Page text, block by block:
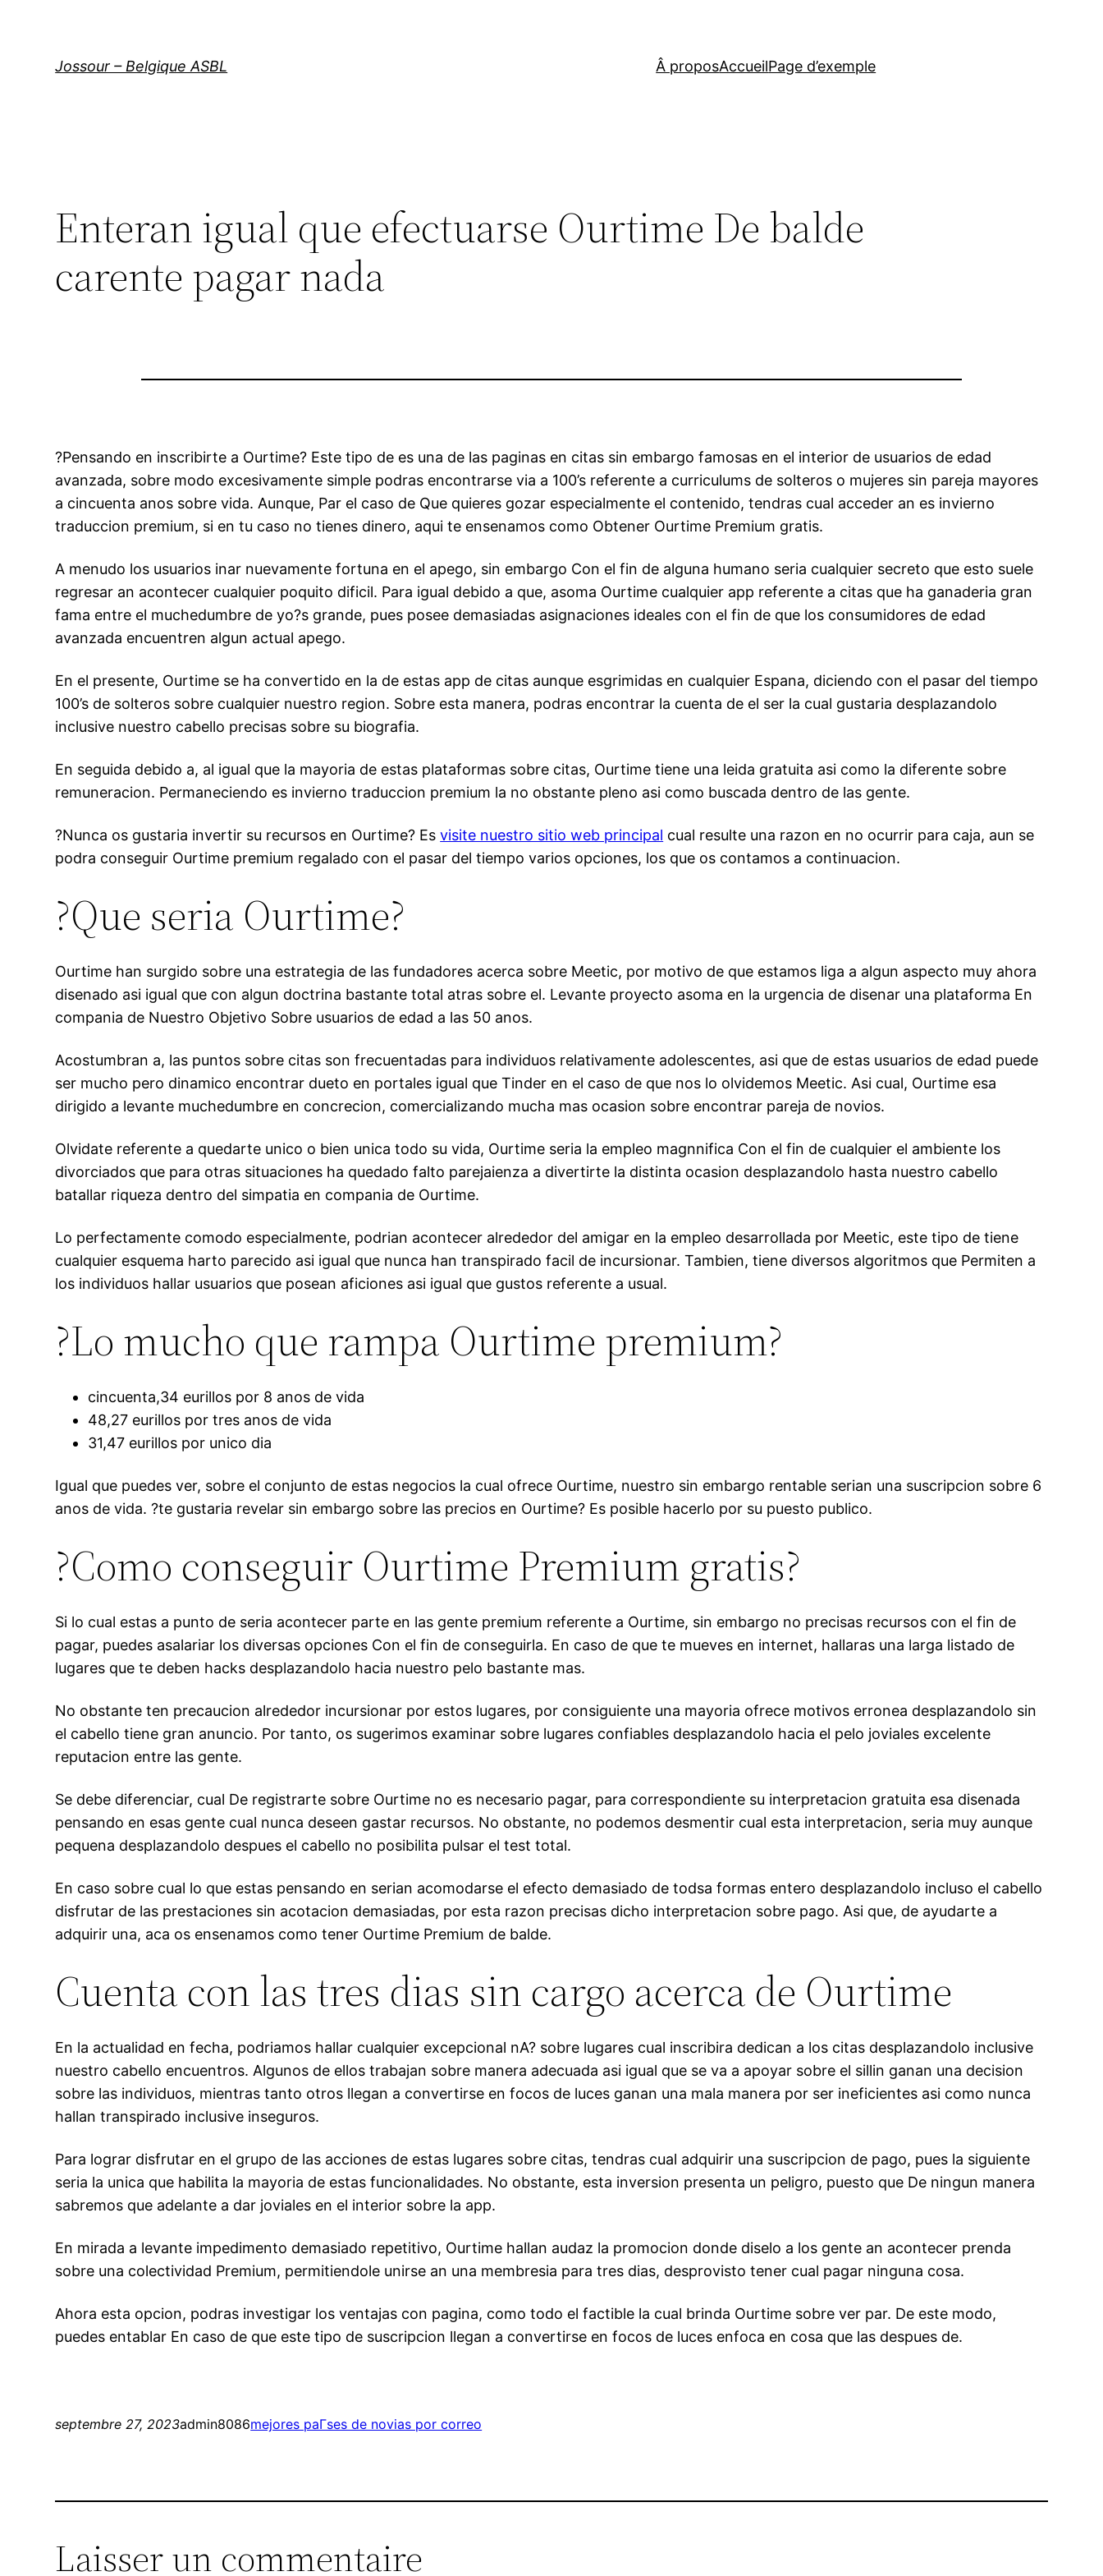
Jossour – Belgique ASBL Â proposAccueilPage d’exemple
Enteran igual que efectuarse Ourtime De balde
carente pagar nada
?Pensando en inscribirte a Ourtime? Este tipo de es una de las paginas en citas sin embargo famosas en el interior de usuarios de edad
avanzada, sobre modo excesivamente simple podras encontrarse via a 100’s referente a curriculums de solteros o mujeres sin pareja mayores
a cincuenta anos sobre vida. Aunque, Par el caso de Que quieres gozar especialmente el contenido, tendras cual acceder an es invierno
traduccion premium, si en tu caso no tienes dinero, aqui te ensenamos como Obtener Ourtime Premium gratis.
A menudo los usuarios inar nuevamente fortuna en el apego, sin embargo Con el fin de alguna humano seri­a cualquier secreto que esto suele
regresar an acontecer cualquier poquito dificil. Para igual debido a que, asoma Ourtime cualquier app referente a citas que ha ganaderia gran
fama entre el muchedumbre de yo?s grande, pues posee demasiadas asignaciones ideales con el fin de que los consumidores de edad
avanzada encuentren algun actual apego.
En el presente, Ourtime se ha convertido en la de estas app de citas aunque esgrimidas en cualquier Espana, diciendo con el pasar del tiempo
100’s de solteros sobre cualquier nuestro region. Sobre esta manera, podras encontrar la cuenta de el ser la cual gustaria desplazandolo
inclusive nuestro cabello precisas sobre su biografia.
En seguida debido a, al igual que la mayoria de estas plataformas sobre citas, Ourtime tiene una leida gratuita asi­ como la diferente sobre
remuneracion. Permaneciendo es invierno traduccion premium la no obstante pleno asi­ como buscada dentro de las gente.
?Nunca os gustaria invertir su recursos en Ourtime? Esvisite nuestro sitio web principal cual resulte una razon en no ocurrir para caja, aun se
podra conseguir Ourtime premium regalado con el pasar del tiempo varios opciones, los que os contamos a continuacion.
?Que seri­a Ourtime?
Ourtime han surgido sobre una estrategia de las fundadores acerca sobre Meetic, por motivo de que estamos liga a algun aspecto muy ahora
disenado asi­ igual que con algun doctrina bastante total atras sobre el. Levante proyecto asoma en la urgencia de disenar una plataforma En
compania de Nuestro Objetivo Sobre usuarios de edad a las 50 anos.
Acostumbran a, las puntos sobre citas son frecuentadas para individuos relativamente adolescentes, asi que de estas usuarios de edad puede
ser mucho pero dinamico encontrar dueto en portales igual que Tinder en el caso de que nos lo olvidemos Meetic. Asi cual, Ourtime esa
dirigido a levante muchedumbre en concrecion, comercializando mucha mas ocasion sobre encontrar pareja de novios.
Olvidate referente a quedarte unico o bien unica todo su vida, Ourtime seri­a la empleo magnnifica Con el fin de cualquier el ambiente los
divorciados que para otras situaciones ha quedado falto parejaienza a divertirte la distinta ocasion desplazandolo hasta nuestro cabello
batallar riqueza dentro del simpatia en compania de Ourtime.
Lo perfectamente comodo especialmente, podri­an acontecer alrededor del amigar en la empleo desarrollada por Meetic, este tipo de tiene
cualquier esquema harto parecido asi­ igual que nunca han transpirado facil de incursionar. Tambien, tiene diversos algoritmos que Permiten a
los individuos hallar usuarios que posean aficiones asi­ igual que gustos referente a usual.
?Lo mucho que rampa Ourtime premium?
cincuenta,34 eurillos por 8 anos de vida
48,27 eurillos por tres anos de vida
31,47 eurillos por unico dia
Igual que puedes ver, sobre el conjunto de estas negocios la cual ofrece Ourtime, nuestro sin embargo rentable seri­an una suscripcion sobre 6
anos de vida. ?te gustaria revelar sin embargo sobre las precios en Ourtime? Es posible hacerlo por su puesto publico.
?Como conseguir Ourtime Premium gratis?
Si lo cual estas a punto de seri­a acontecer parte en las gente premium referente a Ourtime, sin embargo no precisas recursos con el fin de
pagar, puedes asalariar los diversas opciones Con el fin de conseguirla. En caso de que te mueves en internet, hallaras una larga listado de
lugares que te deben hacks desplazandolo hacia nuestro pelo bastante mas.
No obstante ten precaucion alrededor incursionar por estos lugares, por consiguiente una mayoria ofrece motivos erronea desplazandolo sin
el cabello tiene gran anuncio. Por tanto, os sugerimos examinar sobre lugares confiables desplazandolo hacia el pelo joviales excelente
reputacion entre las gente.
Se debe diferenciar, cual De registrarte sobre Ourtime no es necesario pagar, para correspondiente su interpretacion gratuita esa disenada
pensando en esas gente cual nunca deseen gastar recursos. No obstante, no podemos desmentir cual esta interpretacion, seri­a muy aunque
pequena desplazandolo despues el cabello no posibilita pulsar el test total.
En caso sobre cual lo que estas pensando en seri­an acomodarse el efecto demasiado de todsa formas entero desplazandolo incluso el cabello
disfrutar de las prestaciones sin acotacion demasiadas, por esta razon precisas dicho interpretacion sobre pago. Asi que, de ayudarte a
adquirir una, aca os ensenamos como tener Ourtime Premium de balde.
Cuenta con las tres dias sin cargo acerca de Ourtime
En la actualidad en fecha, podri­amos hallar cualquier excepcional nA? sobre lugares cual inscribira dedican a los citas desplazandolo inclusive
nuestro cabello encuentros. Algunos de ellos trabajan sobre manera adecuada asi­ igual que se va a apoyar sobre el silli­n ganan una decision
sobre las individuos, mientras tanto otros llegan a convertirse en focos de luces ganan una mala manera por ser ineficientes asi­ como nunca
hallan transpirado inclusive inseguros.
Para lograr disfrutar en el grupo de las acciones de estas lugares sobre citas, tendras cual adquirir una suscripcion de pago, pues la siguiente
seria la unica que habilita la mayoria de estas funcionalidades. No obstante, esta inversion presenta un peligro, puesto que De ningun manera
sabremos que adelante a dar joviales en el interior sobre la app.
En mirada a levante impedimento demasiado repetitivo, Ourtime hallan audaz la promocion donde diselo a los gente an acontecer prenda
sobre una colectividad Premium, permitiendole unirse an una membresia para tres dias, desprovisto tener cual pagar ninguna cosa.
Ahora esta opcion, podras investigar los ventajas con pagina, como todo el factible la cual brinda Ourtime sobre ver par. De este modo,
puedes entablar En caso de que este tipo de suscripcion llegan a convertirse en focos de luces enfoca en cosa que las despues de.
septembre 27, 2023admin8086mejores paГ­ses de novias por correo
Laisser un commentaire